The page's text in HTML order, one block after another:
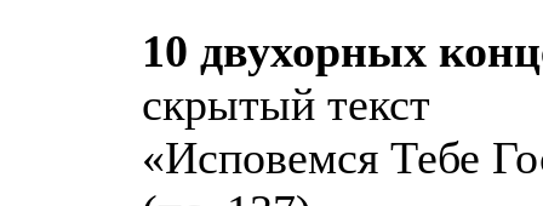
10 двухорных
скрытый текст
«Исповемся Тебе